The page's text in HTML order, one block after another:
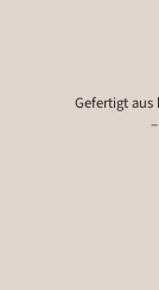
Gefertigt